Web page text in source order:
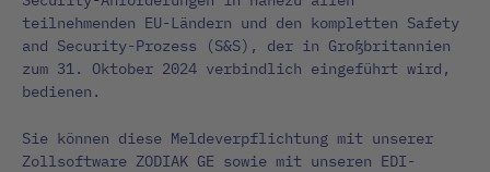
teilnehmenden EU-Ländern und den kompletten Safety
and Security-Prozess (S&S), der in Großbritannien
zum 31. Oktober 2024 verbindlich eingeführt wird,
bedienen.
Sie können diese Meldeverpflichtung mit unserer
Zollsoftware ZODIAK GE sowie mit unseren EDI-